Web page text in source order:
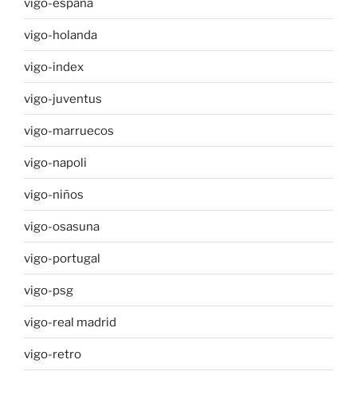
vigo-españa
vigo-holanda
vigo-index
vigo-juventus
vigo-marruecos
vigo-napoli
vigo-niños
vigo-osasuna
vigo-portugal
vigo-psg
vigo-real madrid
vigo-retro